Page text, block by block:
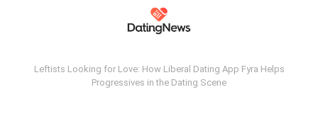
Leftists Looking for Love: How Liberal Dating App Fyra Helps
Progressives in the Dating Scene